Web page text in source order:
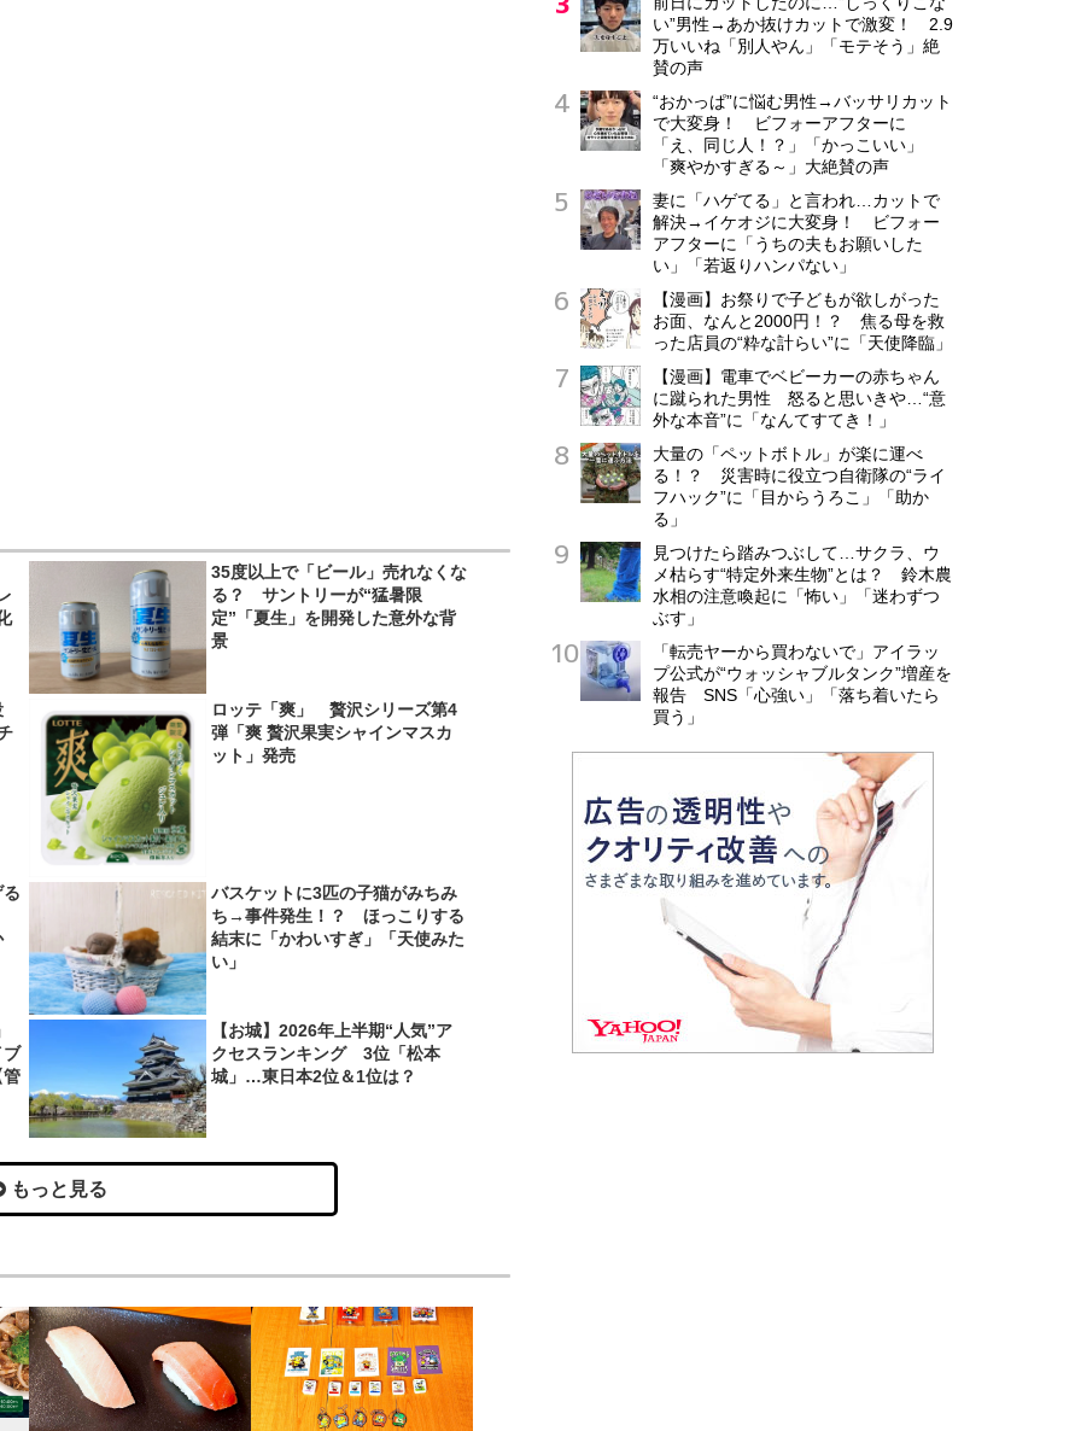
株式会社ユースリー
東京都 文京区
月給25万円～60万円
35度以上で「ビール」売れなくな
る？ サントリーが“猛暑限
定”「夏生」を開発した意外な背
景
ロッテ「爽」 贅沢シリーズ第4
弾「爽 贅沢果実シャインマスカ
ット」発売
バスケットに3匹の子猫がみちみ
ち→事件発生！？ ほっこりする
結末に「かわいすぎ」「天使みた
い」
管
【お城】2026年上半期“人気”ア
クセスランキング 3位「松本
城」…東日本2位＆1位は？
もっと見る
い”男性→あか抜けカットで激変！ 2.9
万いいね「別人やん」「モテそう」絶
賛の声
“おかっぱ”に悩む男性→バッサリカット
で大変身！ ビフォーアフターに
「え、同じ人！？」「かっこいい」
「爽やかすぎる～」大絶賛の声
妻に「ハゲてる」と言われ…カットで
解決→イケオジに大変身！ ビフォー
アフターに「うちの夫もお願いした
い」「若返りハンパない」
【漫画】お祭りで子どもが欲しがった
お面、なんと2000円！？ 焦る母を救
った店員の“粋な計らい”に「天使降臨」
【漫画】電車でベビーカーの赤ちゃん
に蹴られた男性 怒ると思いきや…“意
外な本音”に「なんてすてき！」
大量の「ペットボトル」が楽に運べ
る！？ 災害時に役立つ自衛隊の“ライ
フハック”に「目からうろこ」「助か
る」
見つけたら踏みつぶして…サクラ、ウ
メ枯らす“特定外来生物”とは？ 鈴木農
水相の注意喚起に「怖い」「迷わずつ
ぶす」
「転売ヤーから買わないで」アイラッ
プ公式が“ウォッシャブルタンク”増産を
報告 SNS「心強い」「落ち着いたら
買う」